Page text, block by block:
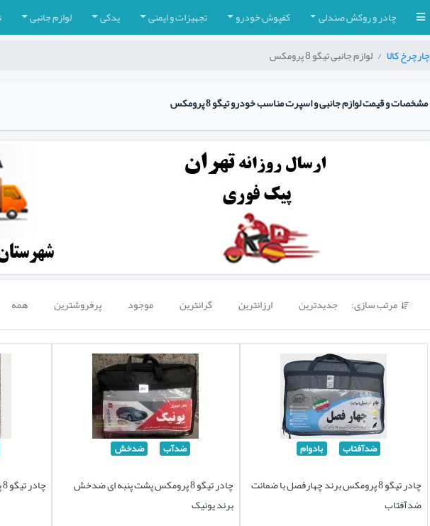
چادر و روکش صندلی کفپوش خودرو تجهیزات و ایمنی یدکی لوازم جانبی
چارچرخ کالا لوازم جانبی تیگو 8 پرومکس
مشخصات و قیمت لوازم جانبی و اسپرت مناسب خودرو تیگو 8 پرومکس
 مرتب سازی: جدیدترین ارزانترین گرانترین موجود پرفروشترین همه
ضدآفتاب بادوام
چادر تیگو 8 پرومکس برند چهارفصل با ضمانت
ضدآفتاب
ضدآب ضدخش
چادر تیگو 8 پرومکس پشت پنبه ای ضدخش
برند یونیک
چادر تیگو 8 پرومکس برند سیلور سبک